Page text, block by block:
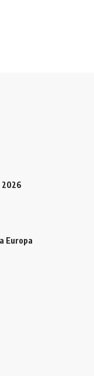
2026
Europa